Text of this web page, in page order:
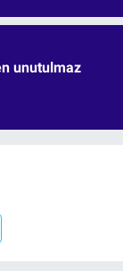
unutulmaz